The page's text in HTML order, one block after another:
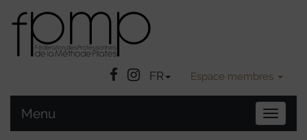
Facebook
Instatgram
FR Espace membres
la
Menu